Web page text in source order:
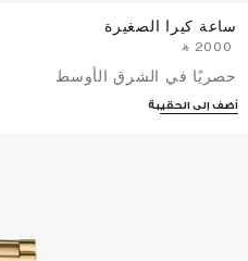
ساعة كيرا الصغيرة
‎ ⃁ ⁦2000⁩ ‎
حصريًا في الشرق الأوسط
أضف إلى الحقيبة